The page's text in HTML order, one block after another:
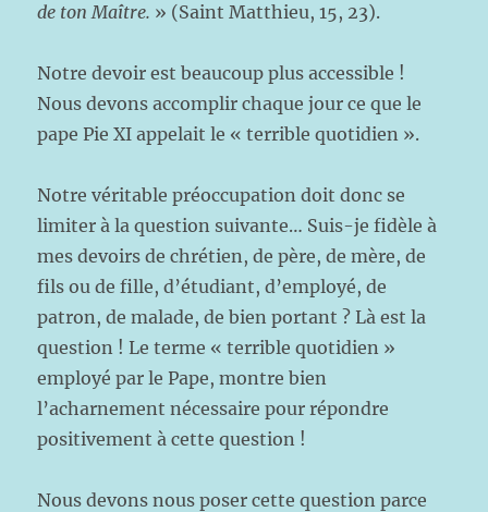
de ton Maître. » (Saint Matthieu, 15, 23).
Notre devoir est beaucoup plus accessible !
Nous devons accomplir chaque jour ce que le
pape Pie XI appelait le « terrible quotidien ».
Notre véritable préoccupation doit donc se
limiter à la question suivante… Suis-je fidèle à
mes devoirs de chrétien, de père, de mère, de
fils ou de fille, d’étudiant, d’employé, de
patron, de malade, de bien portant ? Là est la
question ! Le terme « terrible quotidien »
employé par le Pape, montre bien
l’acharnement nécessaire pour répondre
positivement à cette question !
Nous devons nous poser cette question parce